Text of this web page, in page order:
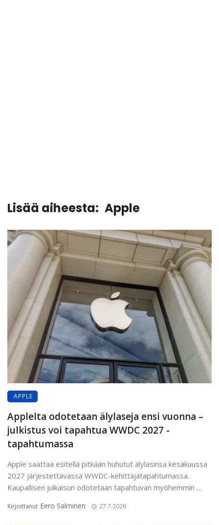
Lisää aiheesta: Apple
APPLE
Applelta odotetaan älylaseja ensi vuonna –
julkistus voi tapahtua WWDC 2027 -
tapahtumassa
Apple saattaa esitellä pitkään huhutut älylasinsa kesäkuussa
2027 järjestettävässä WWDC-kehittäjätapahtumassa.
Kaupallisen julkaisun odotetaan tapahtuvan myöhemmin ...
Kirjoittanut Eero Salminen 27.7.2026